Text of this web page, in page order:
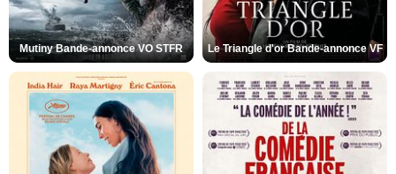
Mutiny Bande-annonce VO STFR Le Triangle d'or Bande-annonce VF